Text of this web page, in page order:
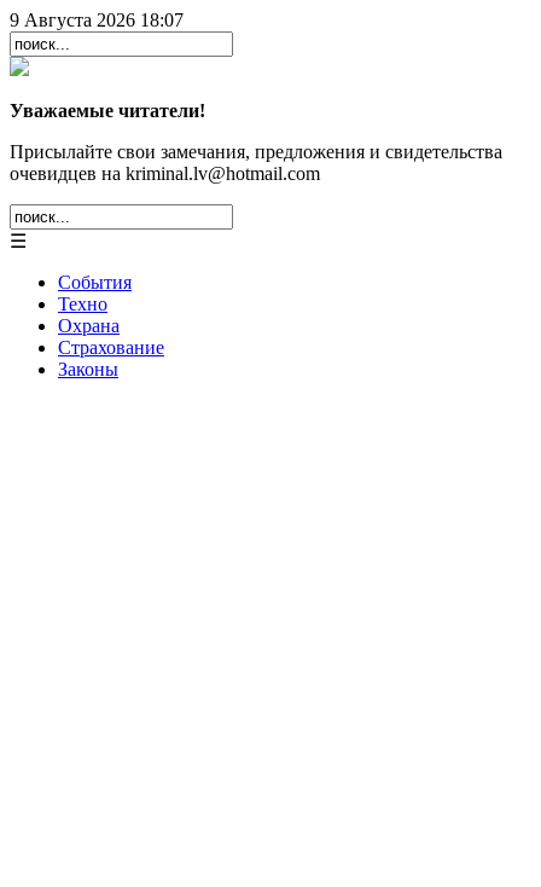
9 Августа 2026 18:07
Уважаемые читатели!
Присылайте свои замечания, предложения и свидетельства
очевидцев на kriminal.lv@hotmail.com
☰
События
Техно
Охрана
Страхование
Законы